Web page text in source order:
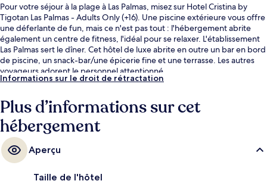
Pour votre séjour à la plage à Las Palmas, misez sur Hotel Cristina by
Tigotan Las Palmas - Adults Only (+16). Une piscine extérieure vous offre
une déferlante de fun, mais ce n'est pas tout : l'hébergement abrite
également un centre de fitness, l'idéal pour se relaxer. L'établissement
Las Palmas sert le dîner. Cet hôtel de luxe abrite en outre un bar en bord
de piscine, un snack-bar/une épicerie fine et une terrasse. Les autres
voyageurs adorent le personnel attentionné.
Informations sur le droit de rétractation
Plus d’informations sur cet
hébergement
Aperçu
Taille de l'hôtel